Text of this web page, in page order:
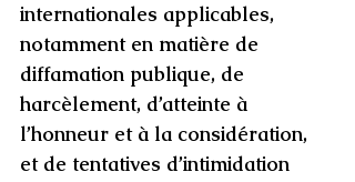
internationales applicables,
notamment en matière de
diffamation publique, de
harcèlement, d’atteinte à
l’honneur et à la considération,
et de tentatives d’intimidation